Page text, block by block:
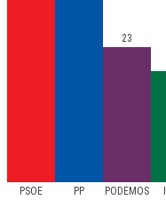
PSOE PP PODEMOS
23